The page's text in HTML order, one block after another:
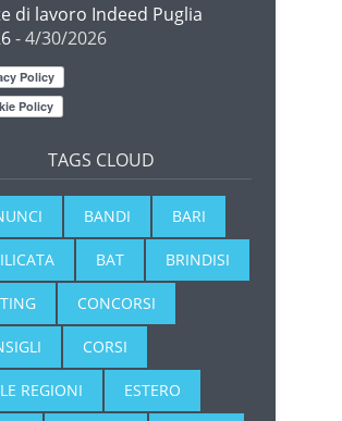
di lavoro Indeed Puglia
- 4/30/2026
TAGS CLOUD
BANDI BARI
BAT BRINDISI
CONCORSI
CORSI
REGIONI ESTERO